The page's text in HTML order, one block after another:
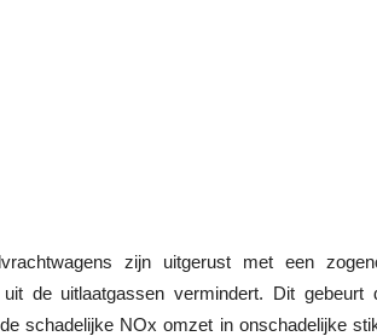
zijn uitgerust met een
de uitlaatgassen vermindert. Dit
schadelijke NOx omzet in onschadelijke